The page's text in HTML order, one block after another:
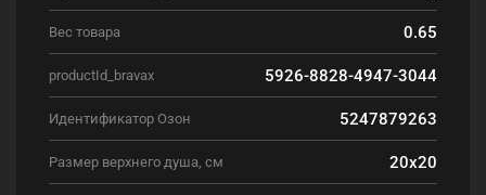
Вес товара 0.65
productId_bravax 5926-8828-4947-3044
Идентификатор Озон 5247879263
Размер верхнего душа, см
20x20